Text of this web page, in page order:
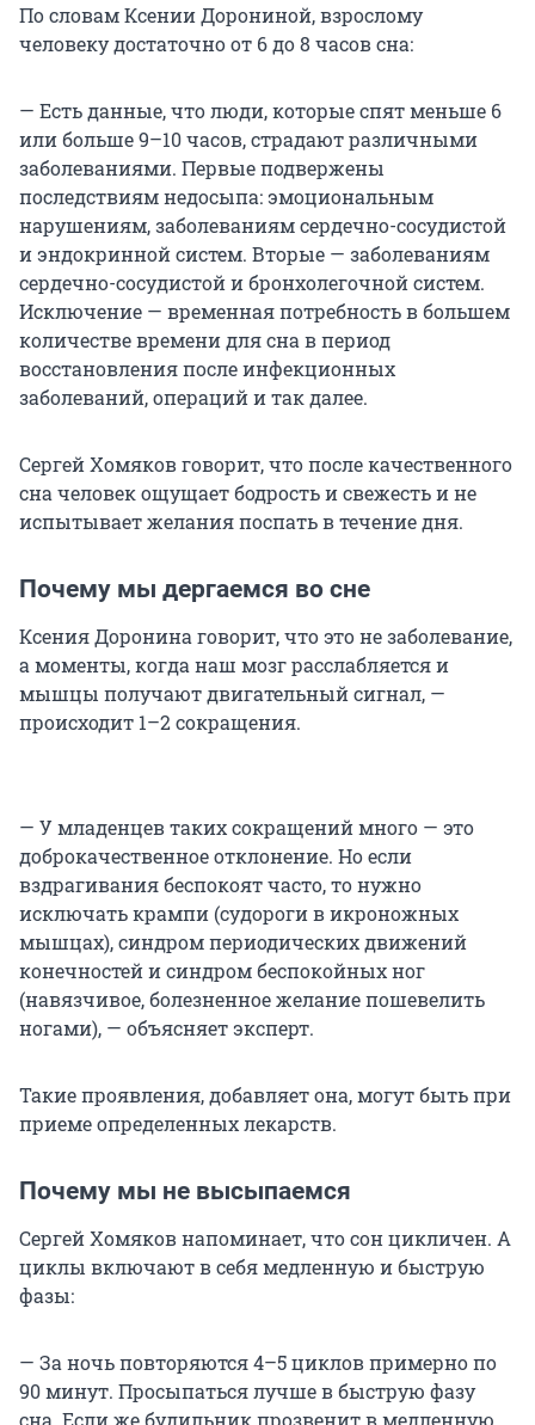
По словам Ксении Дорониной, взрослому
человеку достаточно от 6 до 8 часов сна:
— Есть данные, что люди, которые спят меньше 6
или больше 9–10 часов, страдают различными
заболеваниями. Первые подвержены
последствиям недосыпа: эмоциональным
нарушениям, заболеваниям сердечно-сосудистой
и эндокринной систем. Вторые — заболеваниям
сердечно-сосудистой и бронхолегочной систем.
Исключение — временная потребность в большем
количестве времени для сна в период
восстановления после инфекционных
заболеваний, операций и так далее.
Сергей Хомяков говорит, что после качественного
сна человек ощущает бодрость и свежесть и не
испытывает желания поспать в течение дня.
Почему мы дергаемся во сне
Ксения Доронина говорит, что это не заболевание,
а моменты, когда наш мозг расслабляется и
мышцы получают двигательный сигнал, —
происходит 1–2 сокращения.
— У младенцев таких сокращений много — это
доброкачественное отклонение. Но если
вздрагивания беспокоят часто, то нужно
исключать крампи (судороги в икроножных
мышцах), синдром периодических движений
конечностей и синдром беспокойных ног
(навязчивое, болезненное желание пошевелить
ногами), — объясняет эксперт.
Такие проявления, добавляет она, могут быть при
приеме определенных лекарств.
Почему мы не высыпаемся
Сергей Хомяков напоминает, что сон цикличен. А
циклы включают в себя медленную и быструю
фазы:
— За ночь повторяются 4–5 циклов примерно по
90 минут. Просыпаться лучше в быструю фазу
сна. Если же будильник прозвенит в медленную